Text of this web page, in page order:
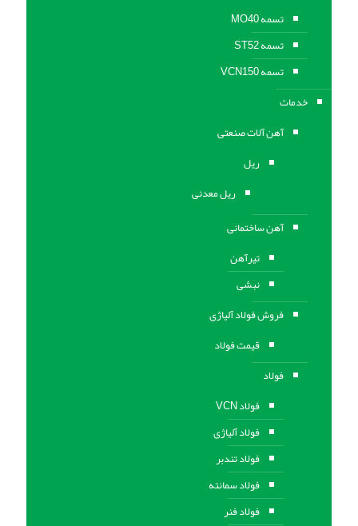
تسمه MO40
تسمه ST52
تسمه VCN150
خدمات
آهن آلات صنعتی
ریل
ریل معدنی
آهن ساختمانی
تیرآهن
نبشی
فروش فولاد آلیاژی
قیمت فولاد
فولاد
فولاد VCN
فولاد آلیاژی
فولاد تندبر
فولاد سمانته
فولاد فنر